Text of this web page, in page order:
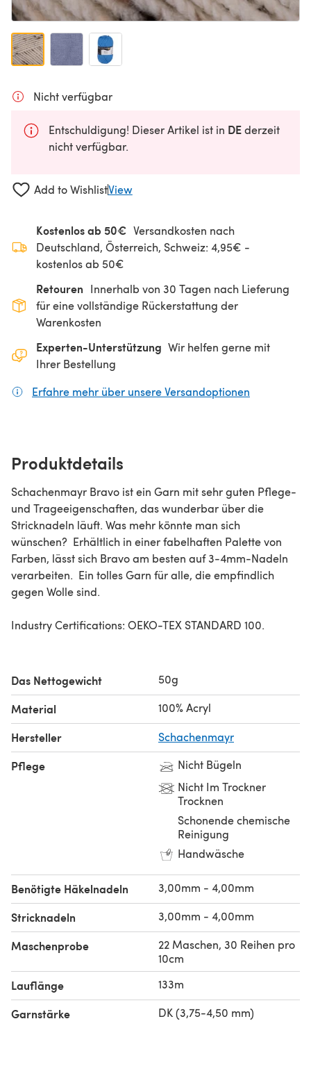
Nicht verfügbar
Entschuldigung! Dieser Artikel ist in DEderzeit
nicht verfügbar.
Add to WishlistView
Kostenlos ab 50€ Versandkosten nach
Deutschland, Österreich, Schweiz: 4,95€ -
kostenlos ab 50€
Retouren Innerhalb von 30 Tagen nach Lieferung
für eine vollständige Rückerstattung der
Warenkosten
Experten-Unterstützung Wir helfen gerne mit
Ihrer Bestellung
Erfahre mehr über unsere Versandoptionen
Produktdetails
Schachenmayr Bravo ist ein Garn mit sehr guten Pflege-
und Trageeigenschaften, das wunderbar über die
Stricknadeln läuft. Was mehr könnte man sich
wünschen? Erhältlich in einer fabelhaften Palette von
Farben, lässt sich Bravo am besten auf 3-4mm-Nadeln
verarbeiten. Ein tolles Garn für alle, die empfindlich
gegen Wolle sind.
Industry Certifications: OEKO-TEX STANDARD 100.
Das Nettogewicht 50g
Material 100% Acryl
Hersteller Schachenmayr
Pflege
Nicht Bügeln
Nicht Im Trockner
Trocknen
Schonende chemische
Reinigung
Handwäsche
Benötigte Häkelnadeln 3,00mm - 4,00mm
Stricknadeln 3,00mm - 4,00mm
Maschenprobe
22 Maschen, 30 Reihen pro
10cm
Lauflänge 133m
Garnstärke DK (3,75-4,50 mm)